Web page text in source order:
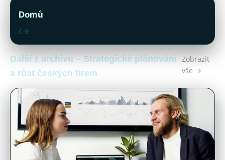
Domů
/ →
Další z archivu – Strategické plánování
a růst českých firem
Zobrazit
vše →